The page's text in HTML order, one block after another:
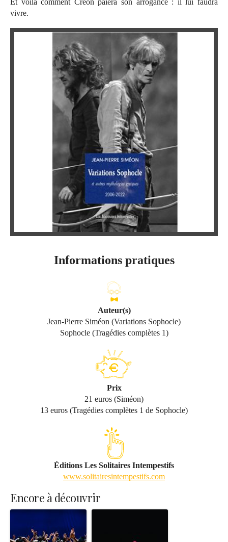
vivre.
Informations pratiques
Auteur(s)
Jean-Pierre Siméon (Variations Sophocle)
Sophocle (Tragédies complètes 1)
Prix
21 euros (Siméon)
13 euros (Tragédies complètes 1 de Sophocle)
Éditions Les Solitaires Intempestifs
www.solitairesintempestifs.com
Encore à découvrir